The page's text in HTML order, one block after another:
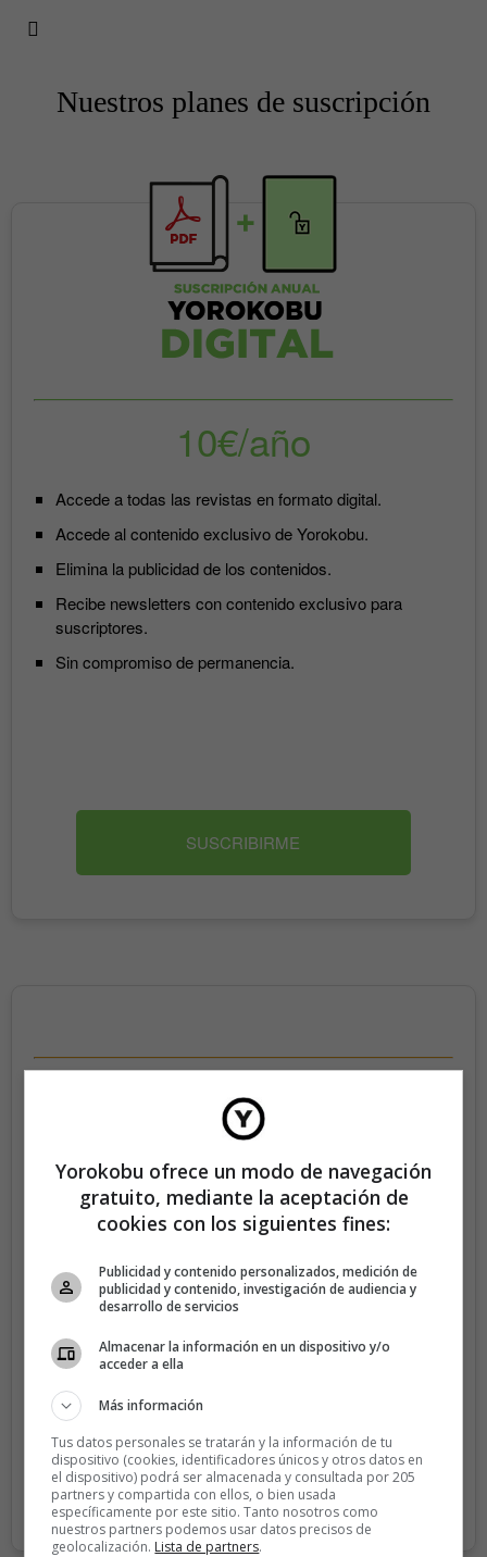
Nuestros planes de suscripción
10€/año
Accede a todas las revistas en formato digital.
Accede al contenido exclusivo de Yorokobu.
Elimina la publicidad de los contenidos.
Recibe newsletters con contenido exclusivo para
suscriptores.
Sin compromiso de permanencia.
SUSCRIBIRME
35€/año
Accede a todas las revistas en formato digital.
Accede al contenido exclusivo de Yorokobu.
Elimina la publicidad de los contenidos.
Recibe newsletters con contenido exclusivo para
Sin compromiso de permanencia. Recibe en casa los
Precio para la península y Baleares.
SUSCRIBIRME
Yorokobu ofrece un modo de navegación
gratuito, mediante la aceptación de
cookies con los siguientes fines:
Publicidad y contenido personalizados, medición de
publicidad y contenido, investigación de audiencia y
desarrollo de servicios
Almacenar la información en un dispositivo y/o
acceder a ella
Más información
Tus datos personales se tratarán y la información de tu
dispositivo (cookies, identificadores únicos y otros datos en
el dispositivo) podrá ser almacenada y consultada por 205
partners y compartida con ellos, o bien usada
específicamente por este sitio. Tanto nosotros como
nuestros partners podemos usar datos precisos de
geolocalización. Lista de partners.